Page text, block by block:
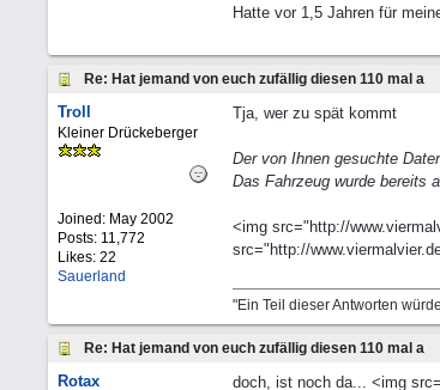
Hatte vor 1,5 Jahren für
Re: Hat jemand von euch zufällig diesen 110 mal a
Troll
Kleiner Drückeberger
Joined: May 2002
Posts: 11,772
Likes: 22
Sauerland
Tja, wer zu spät kommt
Der von Ihnen gesuchte
Das Fahrzeug wurde bereits
<img src="http://
src="http://
"Ein Teil dieser Antworten
Re: Hat jemand von euch zufällig diesen 110 mal a
Rotax doch, ist noch da... <img